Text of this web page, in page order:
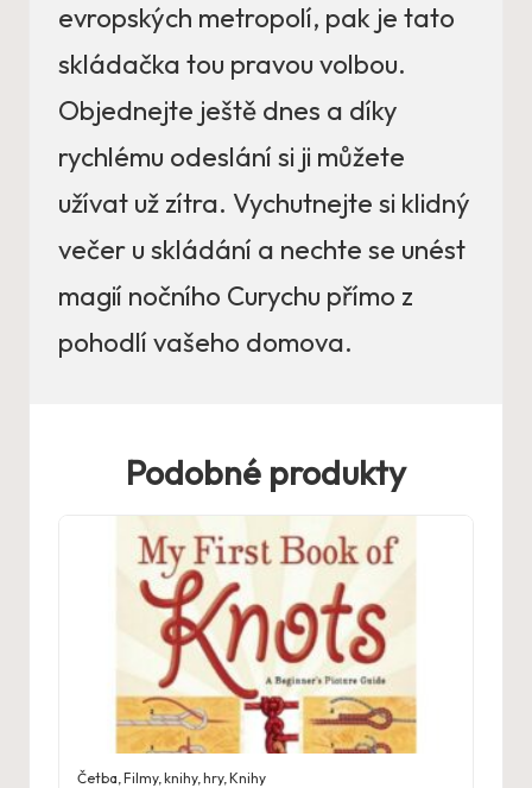
evropských metropolí, pak je tato
skládačka tou pravou volbou.
Objednejte ještě dnes a díky
rychlému odeslání si ji můžete
užívat už zítra. Vychutnejte si klidný
večer u skládání a nechte se unést
magií nočního Curychu přímo z
pohodlí vašeho domova.
Podobné produkty
Četba ,Filmy, knihy, hry,Knihy